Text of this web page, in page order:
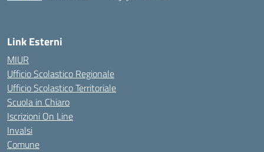
Link Esterni
MIUR
Ufficio Scolastico Regionale
Ufficio Scolastico Territoriale
Scuola in Chiaro
Iscrizioni On Line
Invalsi
Comune